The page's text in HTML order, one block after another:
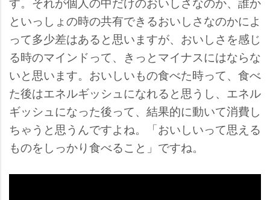
といっしょの時の共有できるおいしさなのかによ
って多少差はあると思いますが、おいしさを感じ
る時のマインドって、きっとマイナスにはならな
いと思います。おいしいもの食べた時って、食べ
た後はエネルギッシュになれると思うし、エネル
ギッシュになった後って、結果的に動いて消費し
ちゃうと思うんですよね。「おいしいって思える
ものをしっかり食べること」ですね。